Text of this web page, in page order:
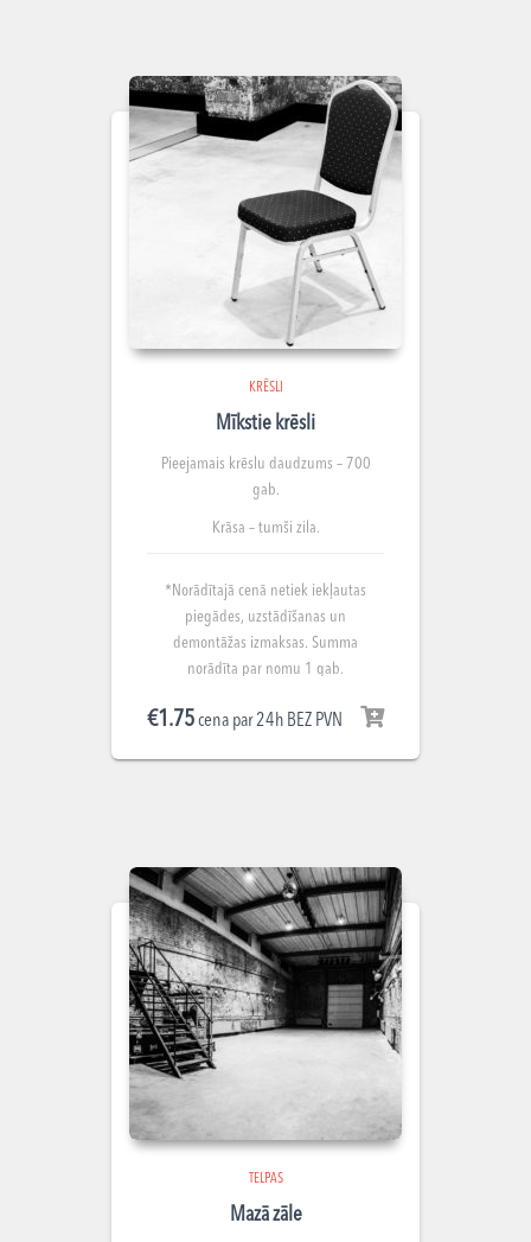
KRĒSLI
Mīkstie krēsli
Pieejamais krēslu daudzums – 700
gab.
Krāsa – tumši zila.
*Norādītajā cenā netiek iekļautas
piegādes, uzstādīšanas un
demontāžas izmaksas. Summa
norādīta par nomu 1 gab.
€1.75cena par 24h BEZ PVN
TELPAS
Mazā zāle